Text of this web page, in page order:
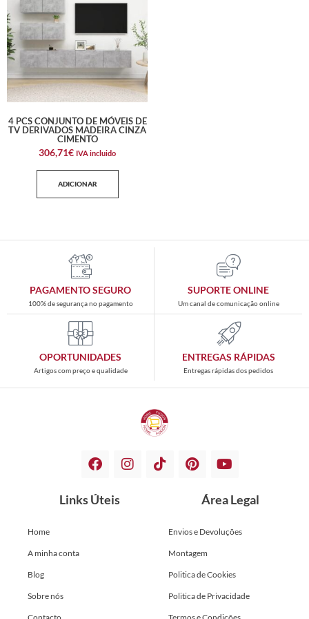
4 PCS CONJUNTO DE MÓVEIS DE
TV DERIVADOS MADEIRA CINZA
CIMENTO
306,71€ IVA incluido
ADICIONAR
PAGAMENTO SEGURO
100% de segurança no pagamento
SUPORTE ONLINE
Um canal de comunicação online
OPORTUNIDADES
Artigos com preço e qualidade
ENTREGAS RÁPIDAS
Entregas rápidas dos pedidos
Links Úteis
Home
A minha conta
Blog
Sobre nós
Área Legal
Envios e Devoluções
Montagem
Politica de Cookies
Politica de Privacidade